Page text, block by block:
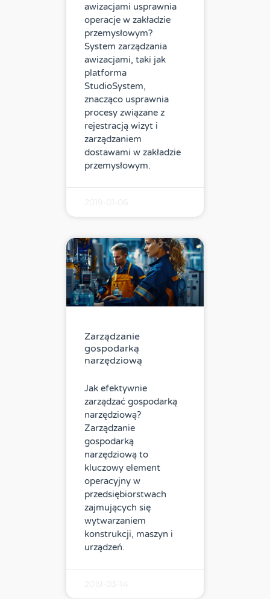
awizacjami usprawnia
operacje w zakładzie
przemysłowym?
System zarządzania
awizacjami, taki jak
platforma
StudioSystem,
znacząco usprawnia
procesy związane z
rejestracją wizyt i
zarządzaniem
dostawami w zakładzie
przemysłowym.
Zarządzanie
gospodarką
narzędziową
Jak efektywnie
zarządzać gospodarką
narzędziową?
Zarządzanie
gospodarką
narzędziową to
kluczowy element
operacyjny w
przedsiębiorstwach
zajmujących się
wytwarzaniem
konstrukcji, maszyn i
urządzeń.